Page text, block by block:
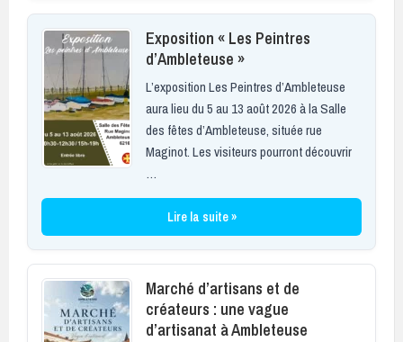
Exposition « Les Peintres
d’Ambleteuse »
L’exposition Les Peintres d’Ambleteuse
aura lieu du 5 au 13 août 2026 à la Salle
des fêtes d’Ambleteuse, située rue
Maginot. Les visiteurs pourront découvrir
…
Lire la suite »
Marché d’artisans et de
créateurs : une vague
d’artisanat à Ambleteuse